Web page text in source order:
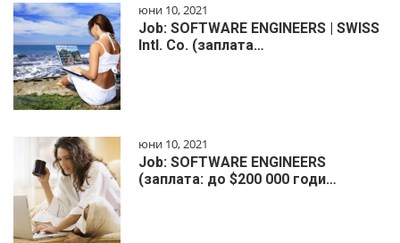
юни 10, 2021
Job: SOFTWARE ENGINEERS | SWISS
Intl. Co. (заплата…
юни 10, 2021
Job: SOFTWARE ENGINEERS
(заплата: до $200 000 годи…